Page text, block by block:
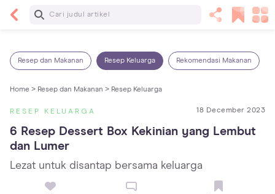
Baca Selanjutnya
Resep dan Makanan Resep Keluarga Rekomendasi Makanan
Home > Resep dan Makanan > Resep Keluarga
RESEP KELUARGA 18 December 2023
6 Resep Dessert Box Kekinian yang Lembut
dan Lumer
Lezat untuk disantap bersama keluarga